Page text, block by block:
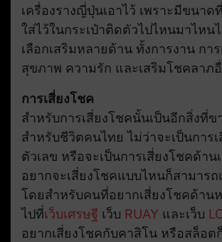
เครื่องรางญี่ปุ่นเอาไว้ เพราะมีขนา
ใส่ไว้ในกระเป๋าติดตัวไปไหนมาไหน
เลือกเสริมหลายด้าน ทั้งการงาน การ
สุขภาพ ความรัก และเสริมโชคลาภ
การเสี่ยงโชค
สำหรับการเสี่ยงโชคนั้นเป็นอีกสิ่งที่ข
สำหรับชีวิตคนไทย ไม่ว่าจะเป็นการ
ตัวเลข หรือจะเป็นการเสี่ยงโชคด้า
อยากจะเสี่ยงโชคแบบไหนก็สามารถ
โดยสำหรับคนที่อยากเสี่ยงโชคด้าน
ไปที่เว็บเศรษฐี เว็บ RUAY และเว็บ
อยากเสี่ยงโชคกับคาสิโน หรือสล็อต